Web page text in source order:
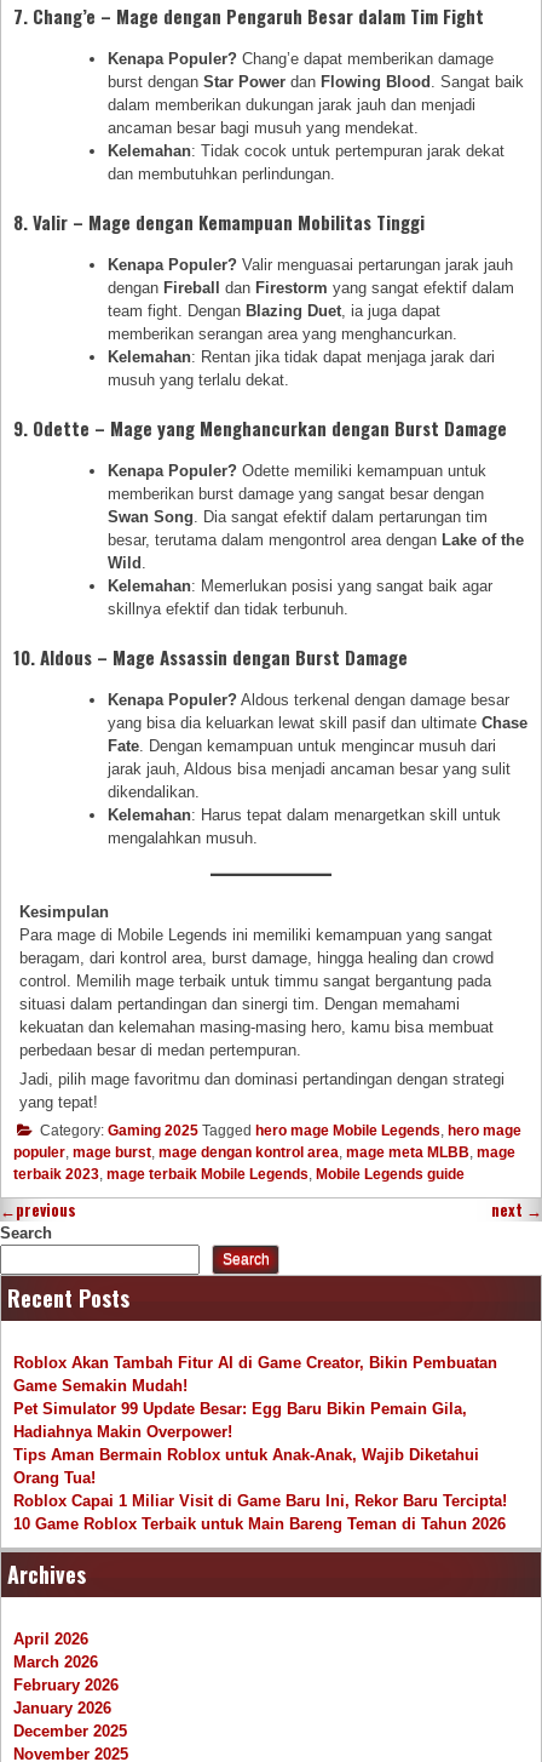
7. Chang’e – Mage dengan Pengaruh Besar dalam Tim Fight
Kenapa Populer? Chang’e dapat memberikan damage
burst denganStar Power dan Flowing Blood
. Sangat baik
dalam memberikan dukungan jarak jauh dan menjadi
ancaman besar bagi musuh yang mendekat.
Kelemahan: Tidak cocok untuk pertempuran jarak dekat
dan membutuhkan perlindungan.
8.Valir – Mage dengan Kemampuan Mobilitas Tinggi
Kenapa Populer? Valir menguasai pertarungan jarak jauh
dengan Fireball dan Firestorm yang sangat efektif dalam
team fight. Dengan Blazing Duet , ia juga dapat
memberikan serangan area yang menghancurkan.
Kelemahan: Rentan jika tidak dapat menjaga jarak dari
musuh yang terlalu dekat.
9. Odette – Mage yang Menghancurkan dengan Burst Damage
Kenapa Populer? Odette memiliki kemampuan untuk
memberikan burst damage yang sangat besar dengan
Swan Song. Dia sangat efektif dalam pertarungan tim
besar, terutama dalam mengontrol area dengan Lake of the
Wild .
Kelemahan: Memerlukan posisi yang sangat baik agar
skillnya efektif dan tidak terbunuh.
10.Aldous – Mage Assassin dengan Burst Damage
Kenapa Populer? Aldous terkenal dengan damage besar
yang bisa dia keluarkan lewat skill pasif dan ultimateChase
Fate. Dengan kemampuan untuk mengincar musuh dari
jarak jauh, Aldous bisa menjadi ancaman besar yang sulit
dikendalikan.
Kelemahan: Harus tepat dalam menargetkan skill untuk
mengalahkan musuh.
Kesimpulan
Para mage di Mobile Legends ini memiliki kemampuan yang sangat
beragam, dari kontrol area, burst damage, hingga healing dan crowd
control. Memilih mage terbaik untuk timmu sangat bergantung pada
situasi dalam pertandingan dan sinergi tim. Dengan memahami
kekuatan dan kelemahan masing-masing hero, kamu bisa membuat
perbedaan besar di medan pertempuran.
Jadi, pilih mage favoritmu dan dominasi pertandingan dengan strategi
yang tepat!
Category: Gaming 2025 Tagged hero mage Mobile Legends, hero mage
populer, mage burst, mage dengan kontrol area, mage meta MLBB, mage
terbaik 2023, mage terbaik Mobile Legends, Mobile Legends guide
←previous next →
Search
Search
Recent Posts
Roblox Akan Tambah Fitur AI di Game Creator, Bikin Pembuatan
Game Semakin Mudah!
Pet Simulator 99 Update Besar: Egg Baru Bikin Pemain Gila,
Hadiahnya Makin Overpower!
Tips Aman Bermain Roblox untuk Anak-Anak, Wajib Diketahui
Orang Tua!
Roblox Capai 1 Miliar Visit di Game Baru Ini, Rekor Baru Tercipta!
10 Game Roblox Terbaik untuk Main Bareng Teman di Tahun 2026
Archives
April 2026
March 2026
February 2026
January 2026
December 2025
November 2025